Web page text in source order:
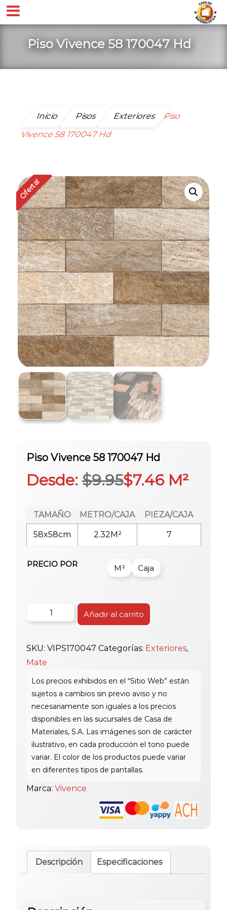
Piso Vivence 58 170047 Hd
Inicio Pisos Exteriores
Piso
Vivence 58 170047 Hd
Oferta!
Piso Vivence 58 170047 Hd
Desde: $9.95$7.46M²
TAMAÑO METRO/CAJA PIEZA/CAJA
58x58cm 2.32M² 7
PRECIO POR M² Caja
Vivence
170047
Hd
cantidad
Añadir al carrito
SKU: VIPS170047 Categorías: Exteriores,
Mate
Marca: Vivence
Descripción Especificaciones